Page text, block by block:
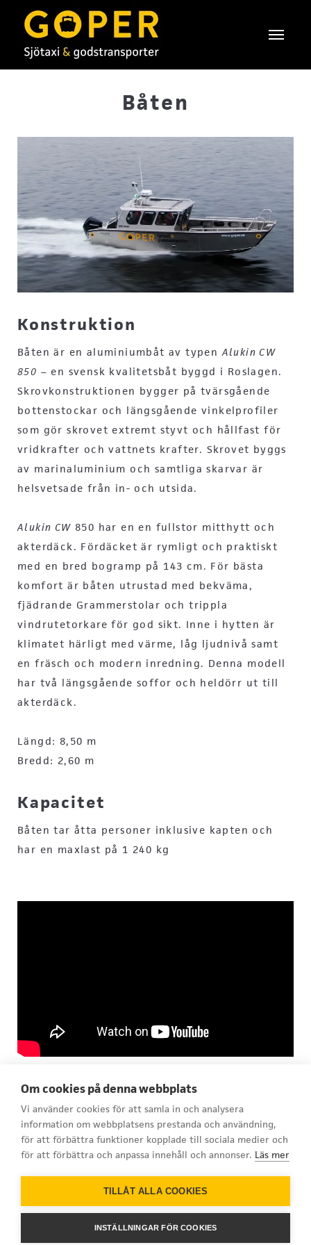
Båten
Konstruktion
Båten är en aluminiumbåt av typenAlukin CW
850 – en svensk kvalitetsbåt byggd i Roslagen.
Skrovkonstruktionen bygger på tvärsgående
bottenstockar och längsgående vinkelprofiler
som gör skrovet extremt styvt och hållfast för
vridkrafter och vattnets krafter. Skrovet byggs
av marinaluminium och samtliga skarvar är
helsvetsade från in- och utsida.
Alukin CW 850 har en en fullstor mitthytt och
akterdäck. Fördäcket är rymligt och praktiskt
med en bred bogramp på 143 cm. För bästa
komfort är båten utrustad med bekväma,
fjädrande Grammerstolar och trippla
vindrutetorkare för god sikt. Inne i hytten är
klimatet härligt med värme, låg ljudnivå samt
en fräsch och modern inredning. Denna modell
har två längsgående soffor och heldörr ut till
akterdäck.
Längd: 8,50 m
Bredd: 2,60 m
Kapacitet
Båten tar åtta personer inklusive kapten och
har en maxlast på 1 240 kg
info@goper.se
Om cookies på denna webbplats
Vi använder cookies för att samla in och analysera
information om webbplatsens prestanda och användning,
för att förbättra funktioner kopplade till sociala medier och
för att förbättra och anpassa innehåll och annonser. Läs mer
TILLÅT ALLA COOKIES
INSTÄLLNINGAR FÖR COOKIES